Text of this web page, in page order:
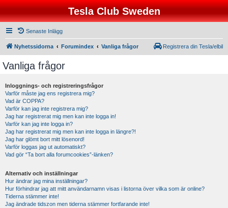
Tesla Club Sweden
Senaste Inlägg
Nyhetssidorna Forumindex Vanliga frågor Registrera din Tesla/elbil
Vanliga frågor
Inloggnings- och registreringsfrågor
Varför måste jag ens registrera mig?
Vad är COPPA?
Varför kan jag inte registrera mig?
Jag har registrerat mig men kan inte logga in!
Varför kan jag inte logga in?
Jag har registrerat mig men kan inte logga in längre?!
Jag har glömt bort mitt lösenord!
Varför loggas jag ut automatiskt?
Vad gör “Ta bort alla forumcookies”-länken?
Alternativ och inställningar
Hur ändrar jag mina inställningar?
Hur förhindrar jag att mitt användarnamn visas i listorna över vilka som är online?
Tiderna stämmer inte!
Jag ändrade tidszon men tiderna stämmer fortfarande inte!